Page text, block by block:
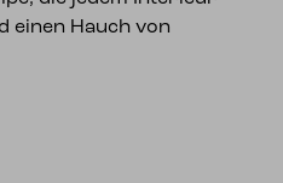
einen Hauch von